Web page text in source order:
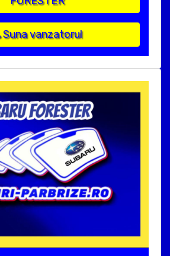
Suna vanzatorul